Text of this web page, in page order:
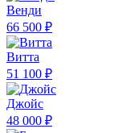
Венди
66 500 ₽
Витта
51 100 ₽
Джойс
48 000 ₽